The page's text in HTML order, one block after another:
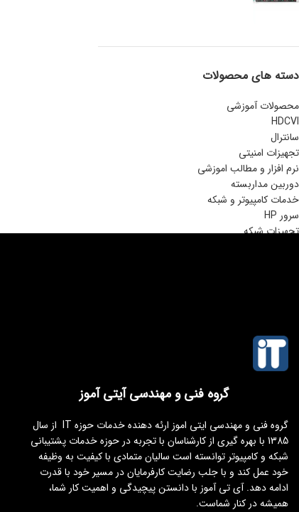
دسته های محصولات
محصولات آموزشی
HDCVI
سانترال
تجهیزات امنیتی
نرم افزار و مطالب اموزشی
دوربین مداربسته
خدمات کامپیوتر و شبکه
سرور HP
تجهیزات شبکه
گروه فنی و مهندسی آیتی آموز
گروه فنی و مهندسی ایتی اموز ارئه دهنده خدمات حوزه IT از سال
1385 با بهره گیری از کارشناسان با تجربه در حوزه خدمات پشتیبانی
شبکه و کامپیوتر توانسته است سالیان متمادی با کیفیت به وظیفه
خود عمل کند و با جلب رضایت کارفرمایان در مسیر خود با قدرت
ادامه دهد. آی تی آموز با دانستن پیچیدگی و اهمیت کار شما،
همیشه در کنار شماست.